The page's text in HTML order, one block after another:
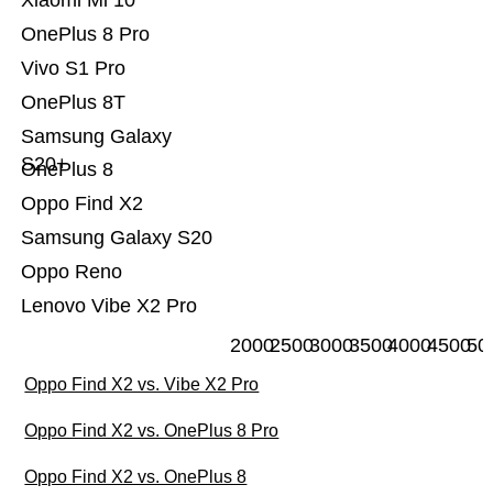
Lenovo Vibe X2 Pro
Oppo Reno
Samsung Galaxy S20
Oppo Find X2
OnePlus 8
Samsung Galaxy
S20+
OnePlus 8T
Vivo S1 Pro
OnePlus 8 Pro
200025003000350040004500
Oppo Find X2 vs. Vibe X2 Pro
Oppo Find X2 vs. OnePlus 8 Pro
Oppo Find X2 vs. OnePlus 8